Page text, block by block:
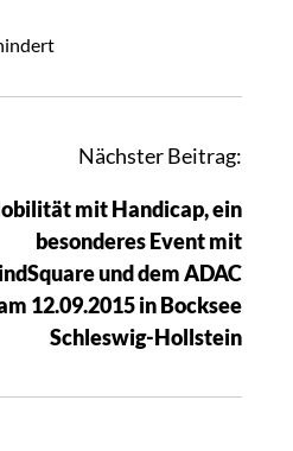
Nächster Beitrag:
mit Handicap, ein
besonderes Event mit
und dem ADAC
12.09.2015 in Bocksee
Schleswig-Hollstein